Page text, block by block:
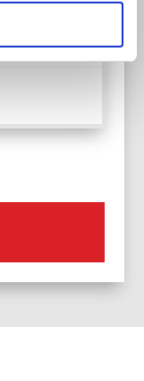
9st